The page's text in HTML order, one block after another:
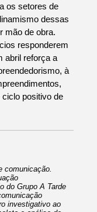
os setores de
dessas
mão de obra.
responderem
abril reforça a
à
positivo de
comunicação.
do Grupo A Tarde
investigativo ao